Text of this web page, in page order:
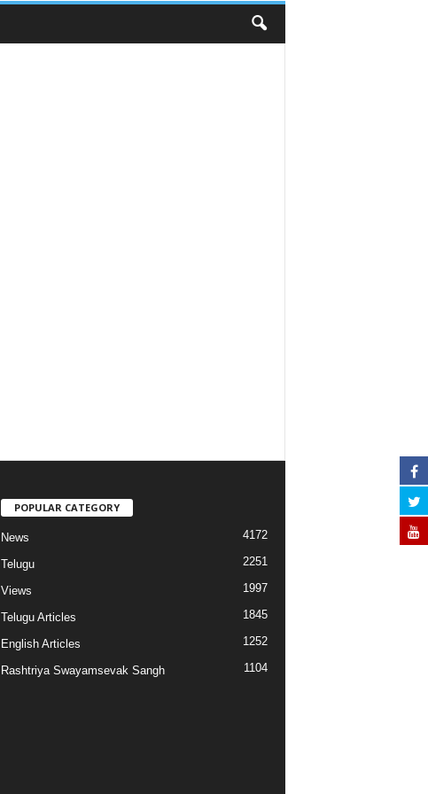
POPULAR CATEGORY
News 4172
Telugu 2251
Views 1997
Telugu Articles 1845
English Articles 1252
Rashtriya Swayamsevak Sangh 1104